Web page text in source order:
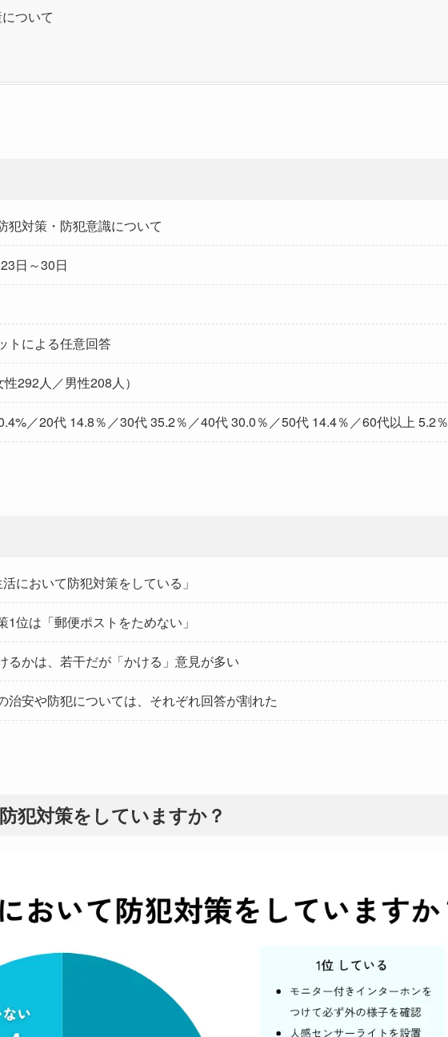
ついて
犯対策・防犯意識について
日～30日
トによる任意回答
292人／男性208人）
／20代 14.8％／30代 35.2％／40代 30.0％／50代 14.4％／60代以上 5.2％
において防犯対策をしている」
位は「郵便ポストをためない」
るかは、若干だが「かける」意見が多い
治安や防犯については、それぞれ回答が割れた
犯対策をしていますか？